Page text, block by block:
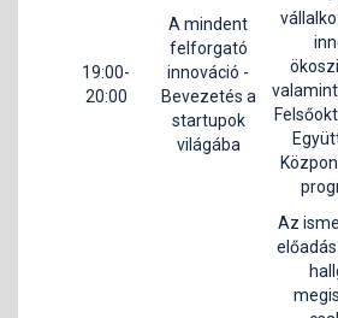
19:00-
20:00
A mindent
felforgató
innováció -
Bevezetés a
startupok
világába
Az